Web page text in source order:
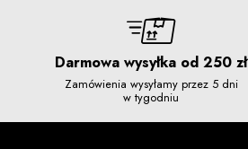
Darmowa wysyłka od 250 zł
Zamówienia wysyłamy przez 5 dni
w tygodniu